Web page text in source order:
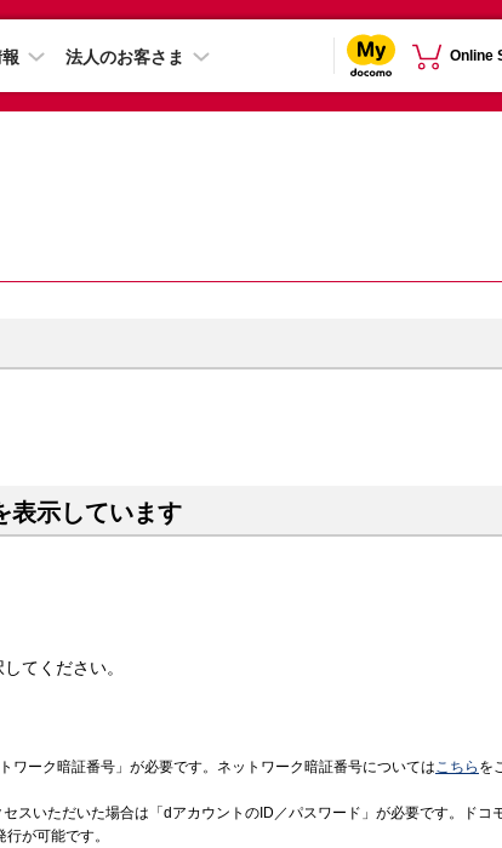
法人のお客さま Online
表示しています
てください。
ワーク暗証番号」が必要です。ネットワーク暗証番号についてはこちら を
スいただいた場合は「dアカウントのID／パスワード」が必要です。ドコ
が可能です。